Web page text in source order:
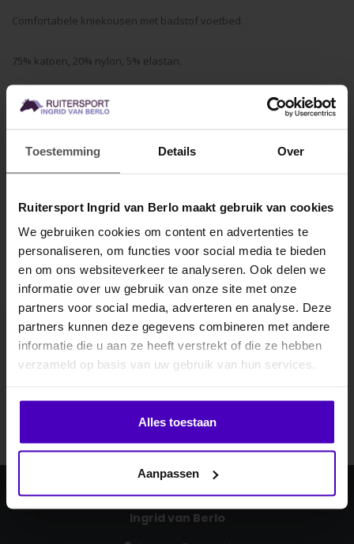
Toestemming Details Over
Ruitersport Ingrid van Berlo maakt gebruik van cookies
We gebruiken cookies om content en advertenties te
personaliseren, om functies voor social media te bieden
en om ons websiteverkeer te analyseren. Ook delen we
informatie over uw gebruik van onze site met onze
partners voor social media, adverteren en analyse. Deze
partners kunnen deze gegevens combineren met andere
informatie die u aan ze heeft verstrekt of die ze hebben
verzameld op basis van uw gebruik van hun services.
Alles toestaan
Aanpassen
Comfortabele kniekousen met badstof voetbed.
75% katoen, 20% nylon, 5% elastan.
S (31-35), M (36-40), L (41-43)
Specificaties
Abonneer je op onze nieuwsbrief
Ingrid van Berlo
MELD JE AAN VOOR
10% KORTING
.